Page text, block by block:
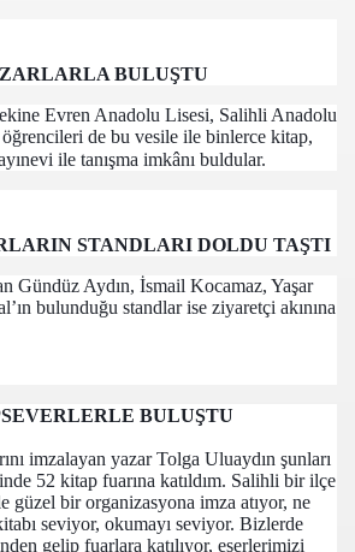
BULUŞTU
Evren Anadolu Lisesi, Salihli Anadolu
de bu vesile ile binlerce kitap,
ile tanışma imkânı buldular.
STANDLARI DOLDU TAŞTI
Gündüz Aydın, İsmail Kocamaz, Yaşar
bulunduğu standlar ise ziyaretçi akınına
BULUŞTU
imzalayan yazar Tolga Uluaydın şunları
52 kitap fuarına katıldım. Salihli bir ilçe
güzel bir organizasyona imza atıyor, ne
seviyor, okumayı seviyor. Bizlerde
gelip fuarlara katılıyor, eserlerimizi